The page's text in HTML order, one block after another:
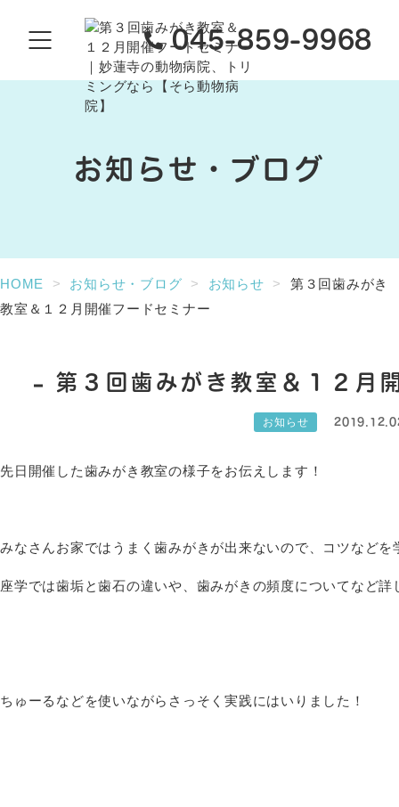
045-859-9968
お知らせ・ブログ
HOME お知らせ・ブログ お知らせ
第３回歯みがき
教室＆１２月開催フードセミナー
第３回歯みがき教室＆１２月
お知らせ
先日開催した歯みがき教室の様子をお伝えします！
みなさんお家ではうまく歯みがきが出来ないので、コツなど
座学では歯垢と歯石の違いや、歯みがきの頻度についてなど詳
ちゅーるなどを使いながらさっそく実践にはいりました！